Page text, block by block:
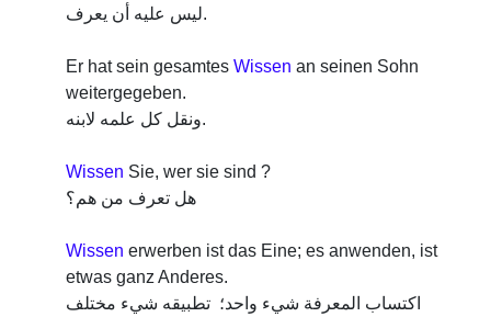
ليس عليه أن يعرف.
Er hat sein gesamtes Wissen an seinen Sohn
weitergegeben.
ونقل كل علمه لابنه.
Wissen Sie, wer sie sind ?
Wissen erwerben ist das Eine; es anwenden, ist
etwas ganz Anderes.
اكتساب المعرفة شيء واحد؛ تطبيقه شيء مختلف